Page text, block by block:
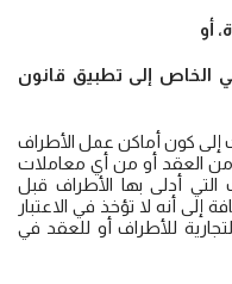
أو
الخاص إلى تطبيق قانون
إلى كون أماكن عمل الأطراف
من العقد أو من أي معاملات
أدلى بها الأطراف قبل
إلى أنه لا تؤخذ في الاعتبار
للأطراف أو للعقد في